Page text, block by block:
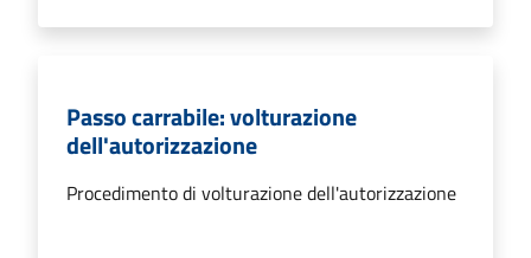
Passo carrabile: volturazione
dell'autorizzazione
Procedimento di volturazione dell'autorizzazione